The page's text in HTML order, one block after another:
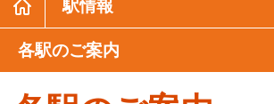
駅情報
各駅のご案内